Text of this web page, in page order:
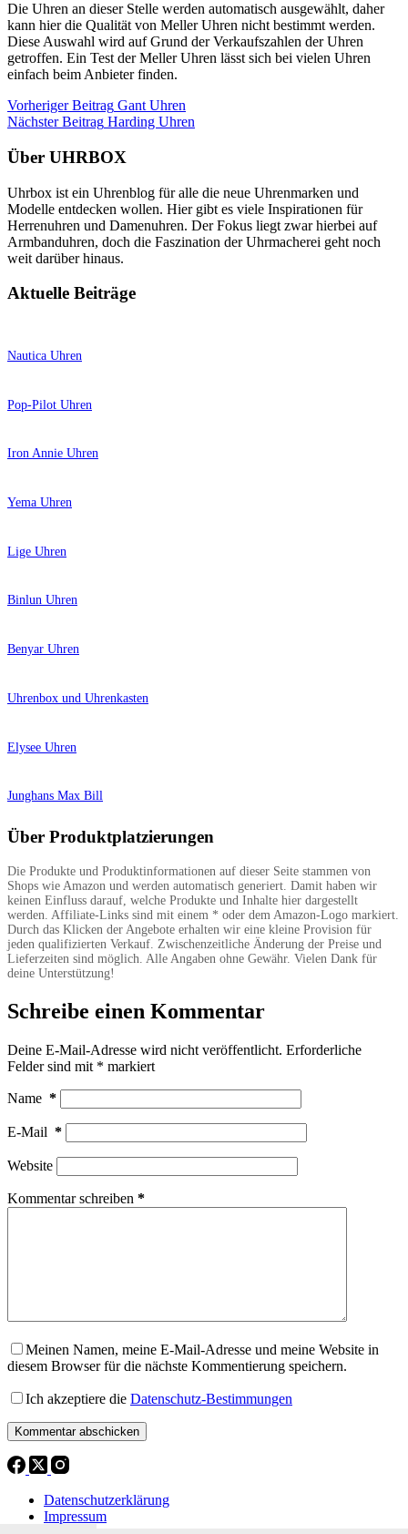
Die Uhren an dieser Stelle werden automatisch ausgewählt, daher
kann hier die Qualität von Meller Uhren nicht bestimmt werden.
Diese Auswahl wird auf Grund der Verkaufszahlen der Uhren
getroffen. Ein Test der Meller Uhren lässt sich bei vielen Uhren
einfach beim Anbieter finden.
VorherigerBeitrag Gant Uhren
NächsterBeitrag Harding Uhren
Über UHRBOX
Uhrbox ist ein Uhrenblog für alle die neue Uhrenmarken und
Modelle entdecken wollen. Hier gibt es viele Inspirationen für
Herrenuhren und Damenuhren. Der Fokus liegt zwar hierbei auf
Armbanduhren, doch die Faszination der Uhrmacherei geht noch
weit darüber hinaus.
Aktuelle Beiträge
Nautica Uhren
Pop-Pilot Uhren
Iron Annie Uhren
Yema Uhren
Lige Uhren
Binlun Uhren
Benyar Uhren
Uhrenbox und Uhrenkasten
Elysee Uhren
Junghans Max Bill
Über Produktplatzierungen
Schreibe einen Kommentar
Deine E-Mail-Adresse wird nicht veröffentlicht. Erforderliche
Felder sind mit * markiert
Name *
E-Mail *
Website
Kommentar schreiben *
Meinen Namen, meine E-Mail-Adresse und meine Website in
diesem Browser für die nächste Kommentierung speichern.
Ich akzeptiere die Datenschutz-Bestimmungen
Kommentar abschicken
Datenschutzerklärung
Impressum